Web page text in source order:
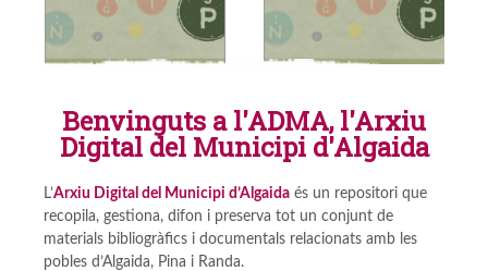
Benvinguts a l'ADMA, l'Arxiu
Digital del Municipi d'Algaida
L’Arxiu Digital del Municipi d’Algaida és un repositori que
recopila, gestiona, difon i preserva tot un conjunt de
materials bibliogràfics i documentals relacionats amb les
pobles d’Algaida, Pina i Randa.